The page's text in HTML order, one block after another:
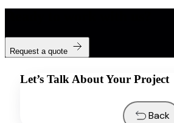
Request a quote
Let’s Talk About Your Project
Back